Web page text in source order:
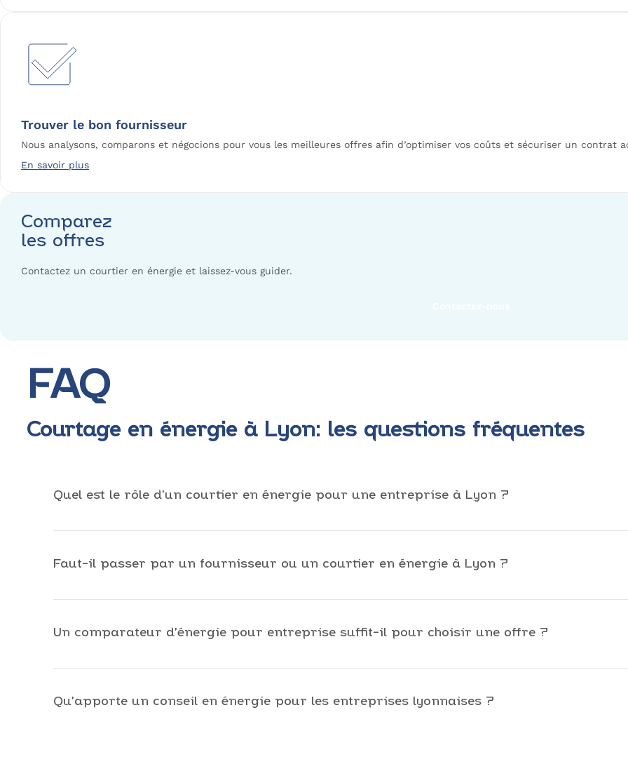
Trouver le bon fournisseur
Nous analysons, comparons et négocions pour vous les meilleures offres afin d’optimiser vos coûts et sécuriser un contrat
En savoir plus
Comparez
les offres
Contactez un courtier en énergie et laissez-vous guider.
FAQ
Courtage en énergie à Lyon: les questions fréquentes
Quel est le rôle d’un courtier en énergie pour une entreprise à Lyon ?
Son objectif est de sécuriser votre stratégie d’achat d’électricité ou de gaz tout en optimisant votre
Faut-il passer par un fournisseur ou un courtier en énergie à Lyon ?
d’obtenir une vision indépendante avant de choisir un fournisseur.
Un comparateur d’énergie pour entreprise suffit-il pour choisir une offre ?
taxes, les contraintes multi-sites ou les risques contractuels.
Qu’apporte un conseil en énergie pour les entreprises lyonnaises ?